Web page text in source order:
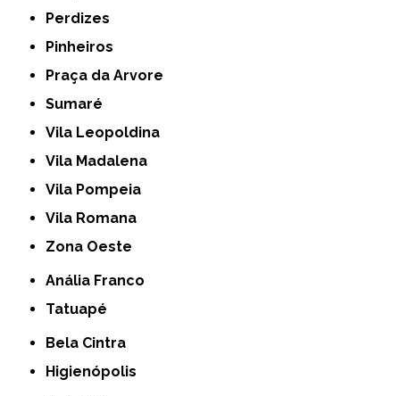
Perdizes
Pinheiros
Praça da Arvore
Sumaré
Vila Leopoldina
Vila Madalena
Vila Pompeia
Vila Romana
Zona Oeste
Anália Franco
Tatuapé
Bela Cintra
Higienópolis